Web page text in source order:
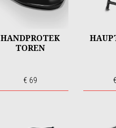
HANDPROTEK
TOREN
€ 69